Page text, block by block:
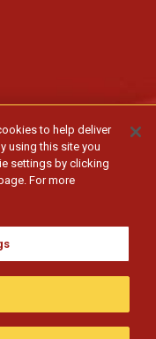
to help deliver
using this site you
settings by clicking
For more